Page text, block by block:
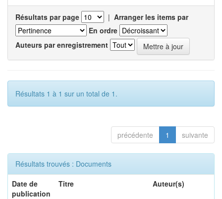
Résultats par page | Arranger les items par
En ordre
Auteurs par enregistrement
Résultats 1 à 1 sur un total de 1.
précédente 1 suivante
Résultats trouvés : Documents
Date de
publication
Titre Auteur(s)